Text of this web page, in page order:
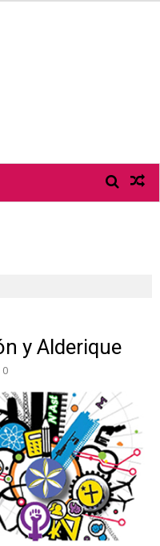
y Alderique
0